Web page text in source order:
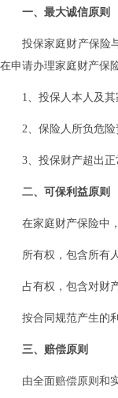
一、最大诚信原则
投保家庭财产保险
在申请办理家庭财产保
1、投保人本人及
2、保险人所负危
3、投保财产超出
二、可保利益原则
在家庭财产保险中
所有权，包含所有
占有权，包含对财
按合同规范产生的
三、赔偿原则
由全面赔偿原则和